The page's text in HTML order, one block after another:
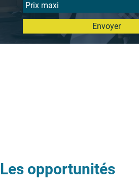
Envoyer
Les opportunités